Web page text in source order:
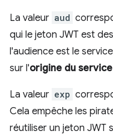
La valeur aud
qui le jeton JWT est
l'audience est le
sur l'origine du
La valeur exp
Cela empêche les
réutiliser un jeton JWT